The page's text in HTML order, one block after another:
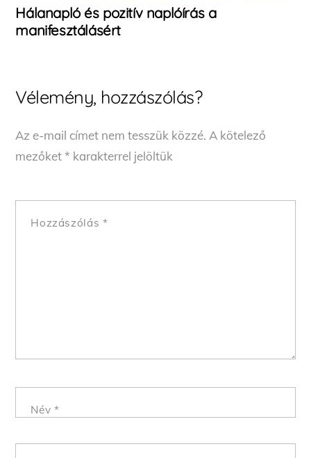
Hálanapló és pozitív naplóírás a
manifesztálásért
Vélemény, hozzászólás?
Az e-mail címet nem tesszük közzé. A kötelező
mezőket* karakterrel jelöltük
Hozzászólás *
Név *